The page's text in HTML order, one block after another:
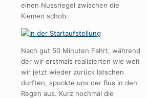
einen Nussriegel zwischen die
Kiemen schob.
Nach gut 50 Minuten Fahrt, während
der wir erstmals realisierten wie weit
wir jetzt wieder zurück latschen
durften, spuckte uns der Bus in den
Regen aus. Kurz nochmal die